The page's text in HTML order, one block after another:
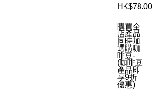
HK$78.00價
購買全
店產品
同時加
選購咖
啡豆-
(咖啡豆
產品即
享9折
優惠)